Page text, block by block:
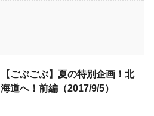
【ごぶごぶ】夏の特別企画！北
海道へ！前編（2017/9/5）